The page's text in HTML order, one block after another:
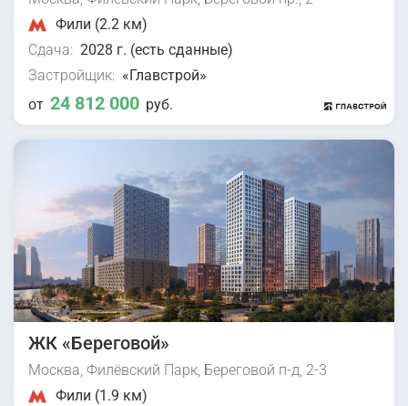
Фили (2.2 км)
Сдача: 2028 г. (есть сданные)
Застройщик: «Главстрой»
от 24 812 000 руб.
ЖК «Береговой»
Москва, Филёвский Парк, Береговой п-д, 2-3
Фили (1.9 км)